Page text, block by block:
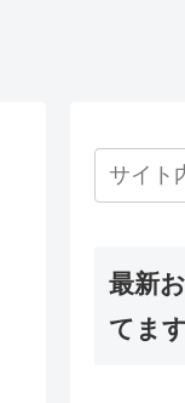
最新
てま